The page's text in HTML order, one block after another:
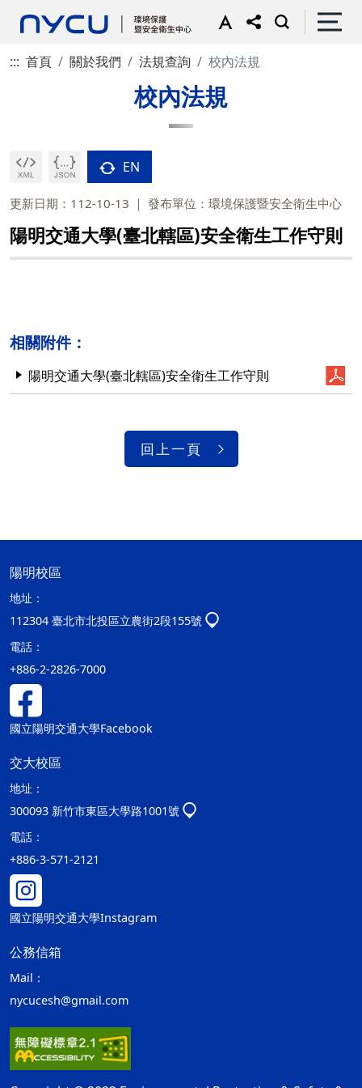
::: 首頁 關於我們 法規查詢 校內法規
校內法規
EN
更新日期：112-10-13 發布單位：環境保護暨安全衛生中心
陽明交通大學(臺北轄區)安全衛生工作守則
相關附件：
陽明交通大學(臺北轄區)安全衛生工作守則
回上一頁
陽明校區
地址：
112304 臺北市北投區立農街2段155號
電話：
+886-2-2826-7000
國立陽明交通大學Facebook
交大校區
地址：
300093 新竹市東區大學路1001號
電話：
+886-3-571-2121
國立陽明交通大學Instagram
公務信箱
Mail：
nycucesh@gmail.com